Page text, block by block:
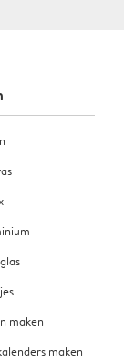
maken
maken